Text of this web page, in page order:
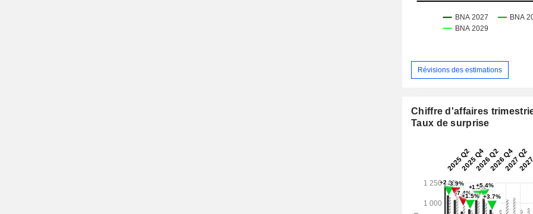
Révisions des estimations
Chiffre d'affaires
Taux de surprise